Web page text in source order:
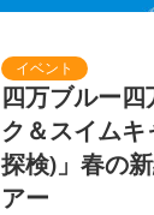
四万ブルー
ク＆スイム
探検)」春の
アー